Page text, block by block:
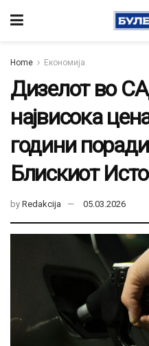
Home Економија
Дизелот во
највисока
години
Блискиот
by Redakcija 05.03.2026